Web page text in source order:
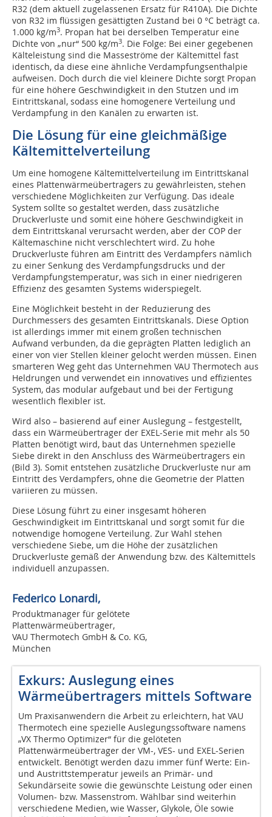
R32 (dem aktuell zugelassenen Ersatz für R410A). Die Dichte
von R32 im flüssigen gesättigten Zustand bei 0 °C beträgt ca.
1.000 kg/m3. Propan hat bei derselben Temperatur eine
Dichte von „nur“ 500 kg/m3. Die Folge: Bei einer gegebenen
Kälteleistung sind die Masseströme der Kältemittel fast
identisch, da diese eine ähnliche Verdampfungsenthalpie
aufweisen. Doch durch die viel kleinere Dichte sorgt Propan
für eine höhere Geschwindigkeit in den Stutzen und im
Eintrittskanal, sodass eine homogenere Verteilung und
Verdampfung in den Kanälen zu erwarten ist.
Die Lösung für eine gleichmäßige
Kältemittelverteilung
Um eine homogene Kältemittelverteilung im Eintrittskanal
eines Plattenwärmeübertragers zu gewährleisten, stehen
verschiedene Möglichkeiten zur Verfügung. Das ideale
System sollte so gestaltet werden, dass zusätzliche
Druckverluste und somit eine höhere Geschwindigkeit in
dem Eintrittskanal verursacht werden, aber der COP der
Kältemaschine nicht verschlechtert wird. Zu hohe
Druckverluste führen am Eintritt des Verdampfers nämlich
zu einer Senkung des Verdampfungsdrucks und der
Verdampfungstemperatur, was sich in einer niedrigeren
Effizienz des gesamten Systems widerspiegelt.
Eine Möglichkeit besteht in der Reduzierung des
Durchmessers des gesamten Eintrittskanals. Diese Option
ist allerdings immer mit einem großen technischen
Aufwand verbunden, da die geprägten Platten lediglich an
einer von vier Stellen kleiner gelocht werden müssen. Einen
smarteren Weg geht das Unternehmen VAU Thermotech aus
Heldrungen und verwendet ein innovatives und effizientes
System, das modular aufgebaut und bei der Fertigung
wesentlich flexibler ist.
Wird also – basierend auf einer Auslegung – festgestellt,
dass ein Wärmeübertrager der EXEL-Serie mit mehr als 50
Platten benötigt wird, baut das Unternehmen spezielle
Siebe direkt in den Anschluss des Wärmeübertragers ein
(Bild 3). Somit entstehen zusätzliche Druckverluste nur am
Eintritt des Verdampfers, ohne die Geometrie der Platten
variieren zu müssen.
Diese Lösung führt zu einer insgesamt höheren
Geschwindigkeit im Eintrittskanal und sorgt somit für die
notwendige homogene Verteilung. Zur Wahl stehen
verschiedene Siebe, um die Höhe der zusätzlichen
Druckverluste gemäß der Anwendung bzw. des Kältemittels
individuell anzupassen.
Federico Lonardi,
Produktmanager für gelötete
Plattenwärmeübertrager,
VAU Thermotech GmbH & Co. KG,
München
Exkurs: Auslegung eines
Wärmeübertragers mittels Software
Um Praxisanwendern die Arbeit zu erleichtern, hat VAU
Thermotech eine spezielle Auslegungssoftware namens
„VX Thermo Optimizer“ für die gelöteten
Plattenwärmeübertrager der VM-, VES- und EXEL-Serien
entwickelt. Benötigt werden dazu immer fünf Werte: Ein-
und Austrittstemperatur jeweils an Primär- und
Sekundärseite sowie die gewünschte Leistung oder einen
Volumen- bzw. Massenstrom. Wählbar sind weiterhin
verschiedene Medien, wie Wasser, Glykole, Öle sowie